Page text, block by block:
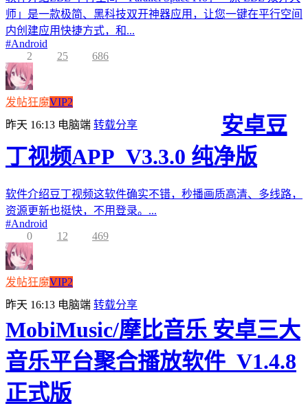
师」是一款极简、黑科技双开神器应用，让您一键在平行空间
内创建应用快捷方式，和...
#Android
2
25 686
发帖狂魔VIP2
昨天 16:13 电脑端 转载分享
安卓豆
丁视频APP_V3.3.0 纯净版
软件介绍豆丁视频这软件确实不错，秒播画质高清、多线路，
资源更新也挺快，不用登录。...
#Android
0
12 469
发帖狂魔VIP2
昨天 16:13 电脑端 转载分享
MobiMusic/摩比音乐 安卓三大
音乐平台聚合播放软件_V1.4.8
正式版